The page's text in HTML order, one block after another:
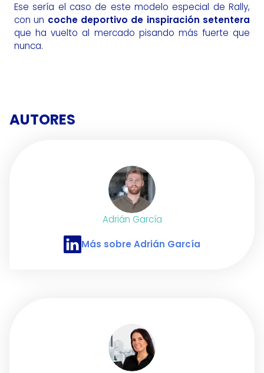
Ese sería el caso de este modelo especial de Rally,
con un coche deportivo de inspiración setentera
que ha vuelto al mercado pisando más fuerte que
nunca.
AUTORES
Adrián García
Perfil de LinkedIn de Adrián García
Más sobre Adrián García